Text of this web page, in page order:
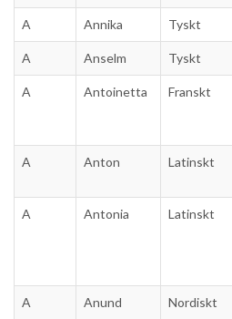
A Annika Tyskt
A Anselm Tyskt
A Antoinetta Franskt
A Anton Latinskt
A Antonia Latinskt
A Anund Nordiskt